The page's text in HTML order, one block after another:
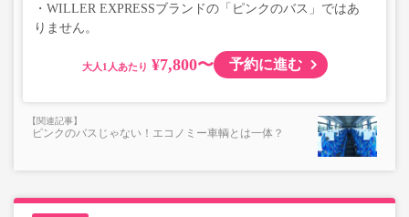
・WILLER EXPRESSブランドの「ピンクのバス」ではあ
りません。
大人 ¥7,800〜 予約に進む
ピンクのバスじゃない！エコノミー車輌とは一体？